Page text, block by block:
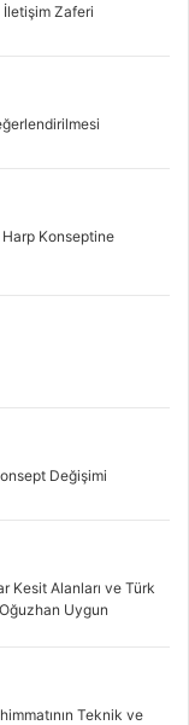
Zaferi
Konseptine
Değişimi
Kesit Alanları ve Türk
Uygun
Teknik ve